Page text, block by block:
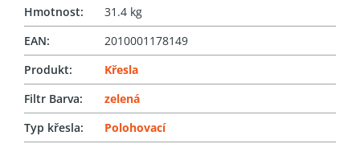
Hmotnost:
31.4 kg
EAN:
2010001178149
Produkt:
Křesla
Filtr Barva:
zelená
Typ křesla: Polohovací